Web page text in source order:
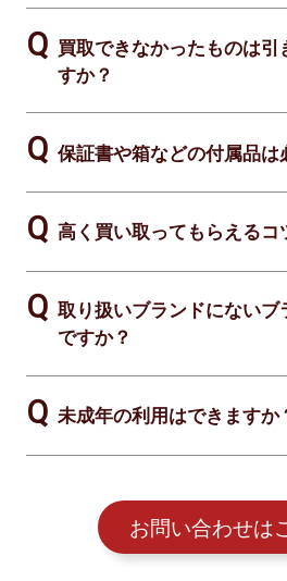
買取できなかったものは引
すか？
保証書や箱などの付属品は
高く買い取ってもらえるコ
取り扱いブランドにないブ
ですか？
未成年の利用はできますか
お問い合わせは